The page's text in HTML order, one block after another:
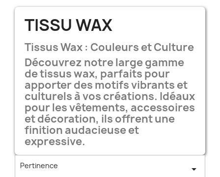
TISSU WAX
Tissus Wax : Couleurs et Culture
Découvrez notre large gamme
de tissus wax, parfaits pour
apporter des motifs vibrants et
culturels à vos créations. Idéaux
pour les vêtements, accessoires
et décoration, ils offrent une
finition audacieuse et
expressive.
Pertinence 